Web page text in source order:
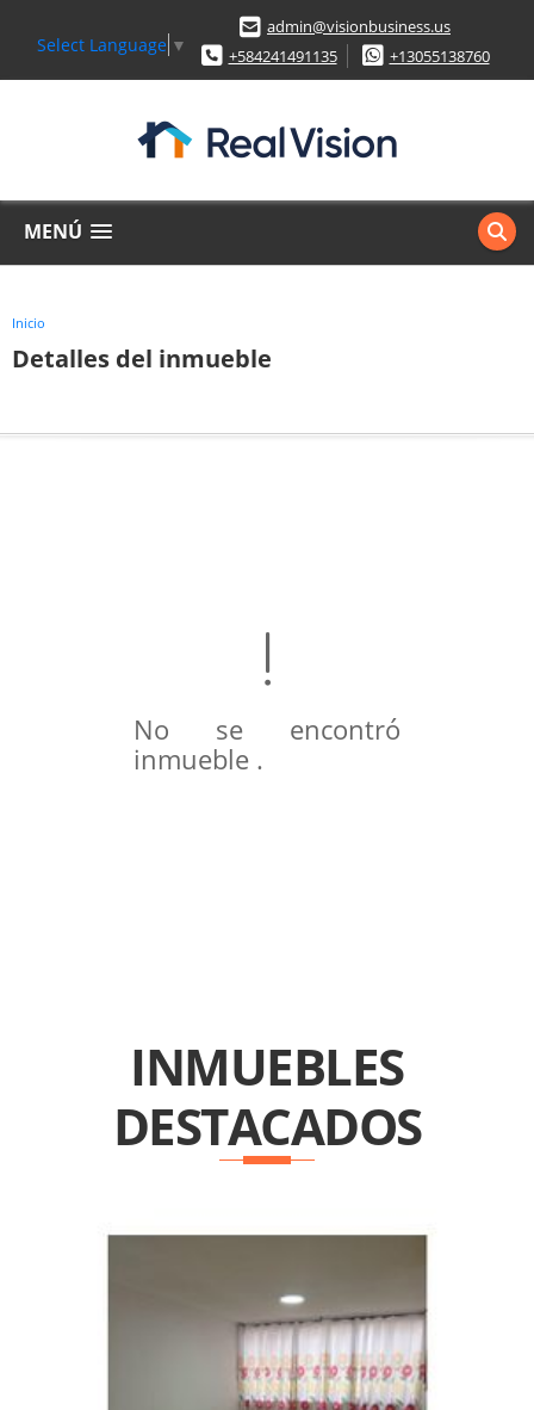
Select Language ▼
admin@visionbusiness.us
+584241491135
+13055138760
MENÚ
Inicio
Detalles del inmueble
No se encontró
inmueble .
INMUEBLES
DESTACADOS